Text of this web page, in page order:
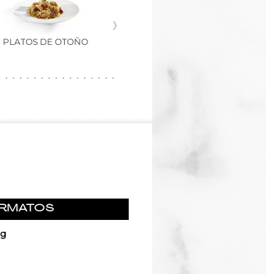
PLATOS DE OTOÑO